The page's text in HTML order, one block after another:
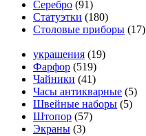
Серебро (91)
Статуэтки (180)
Столовые приборы (17)
украшения (19)
Фарфор (519)
Чайники (41)
Часы антикварные (5)
Швейные наборы (5)
Штопор (57)
Экраны (3)